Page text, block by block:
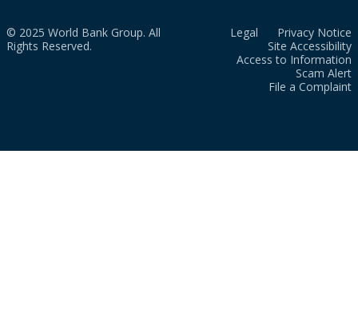
© 2025 World Bank Group. All
Rights Reserved.
Legal
Privacy Notice
Site Accessibility
Access to Information
Scam Alert
File a Complaint